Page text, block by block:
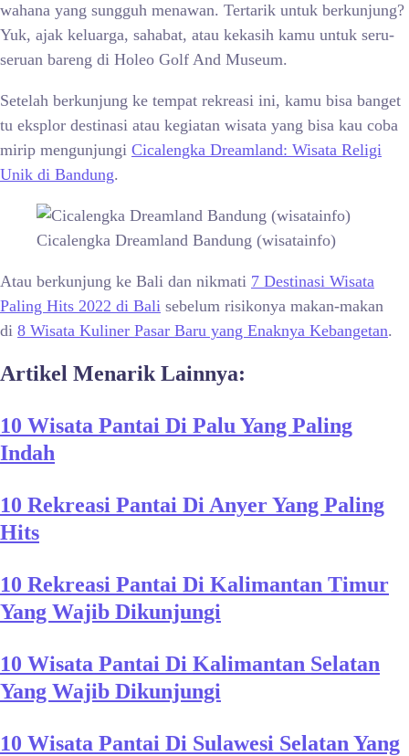
wahana yang sungguh menawan. Tertarik untuk berkunjung?
Yuk, ajak keluarga, sahabat, atau kekasih kamu untuk seru-
seruan bareng di Holeo Golf And Museum.
Setelah berkunjung ke tempat rekreasi ini, kamu bisa banget
tu eksplor destinasi atau kegiatan wisata yang bisa kau coba
mirip mengunjungi Cicalengka Dreamland: Wisata Religi
Unik di Bandung.
Cicalengka Dreamland Bandung (wisatainfo)
Atau berkunjung ke Bali dan nikmati 7 Destinasi Wisata
Paling Hits 2022 di Bali sebelum risikonya makan-makan
di 8 Wisata Kuliner Pasar Baru yang Enaknya Kebangetan.
Artikel Menarik Lainnya:
10 Wisata Pantai Di Palu Yang Paling
Indah
10 Rekreasi Pantai Di Anyer Yang Paling
Hits
10 Rekreasi Pantai Di Kalimantan Timur
Yang Wajib Dikunjungi
10 Wisata Pantai Di Kalimantan Selatan
Yang Wajib Dikunjungi
10 Wisata Pantai Di Sulawesi Selatan Yang